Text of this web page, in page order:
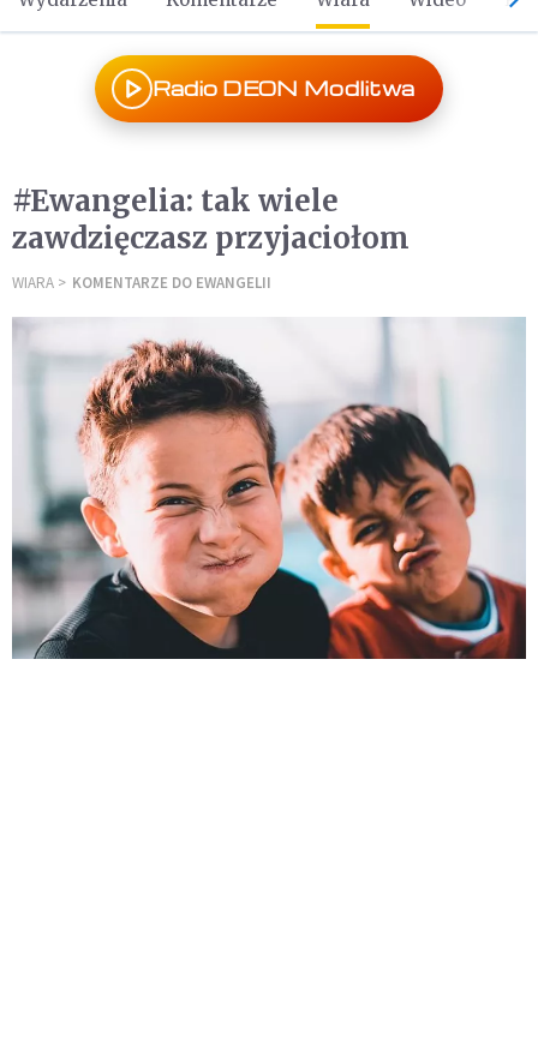
Radio DEON Modlitwa
#Ewangelia: tak wiele
zawdzięczasz przyjaciołom
WIARA KOMENTARZE DO EWANGELII